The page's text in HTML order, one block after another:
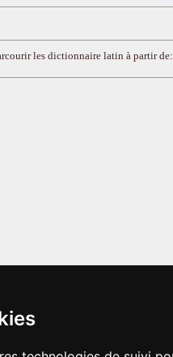
les dictionnaire latin à partir de: